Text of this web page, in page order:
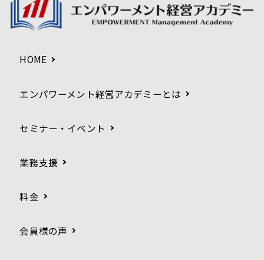
HOME
エンパワーメント経営アカデミーとは
セミナー・イベント
業務支援
料金
会員様の声